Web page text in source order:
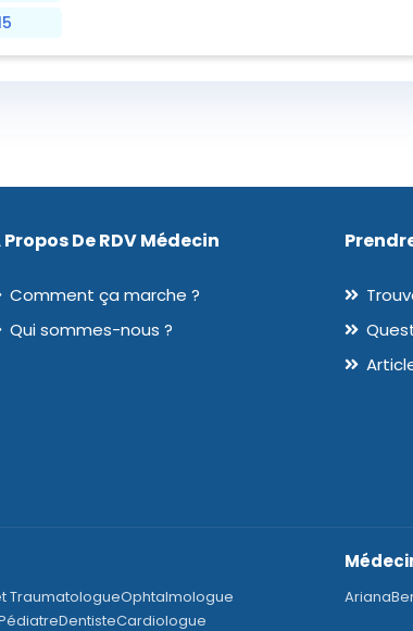
Propos De RDV Médecin
Comment ça marche ?
Qui sommes-nous ?
TraumatologueOphtalmologue
DentisteCardiologue
Ariana